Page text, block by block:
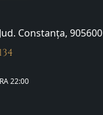
Constanța, 905600
22:00